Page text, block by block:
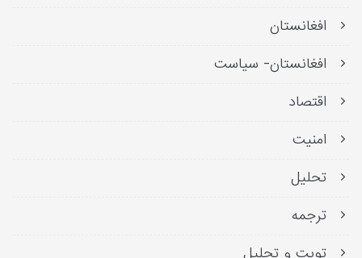
افغانستان
افغانستان- سیاست
اقتصاد
امنیت
تحلیل
ترجمه
تویت و تحلیل